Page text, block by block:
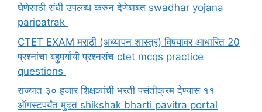
घेणेसाठी संधी उपलब्ध करुन देणेबाबत swadhar yojana
paripatrak
CTET EXAM मराठी (अध्यापन शास्त्र) विषयावर आधारित 20
प्रश्नांचा बहुपर्यायी प्रश्नसंच ctet mcqs practice
questions
राज्यात ३० हजार शिक्षकांची भरती पसंतीक्रम देण्यास ११
ऑगस्टपर्यंत मुदत shikshak bharti pavitra portal